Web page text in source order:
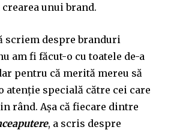
unui brand.
scriem despre branduri
am fi făcut-o cu toatele de-a
pentru că merită mereu să
atenție specială către cei care
rând. Așa că fiecare dintre
, a scris despre